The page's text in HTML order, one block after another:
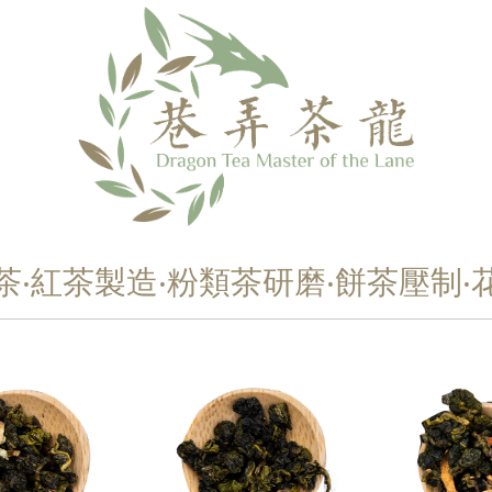
‧紅茶製造‧粉類茶研磨‧餅茶壓制‧